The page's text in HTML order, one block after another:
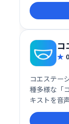
リエイティ
コ
コエステー
種多様な「
キストを音
す。